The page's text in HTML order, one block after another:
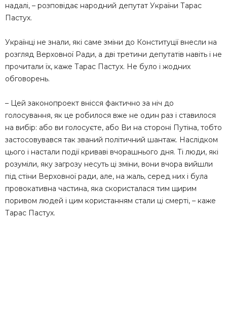
надалі, – розповідає народний депутат України Тарас
Пастух.
Українці не знали, які саме зміни до Конституції внесли на
розгляд Верховної Ради, а дві третини депутатів навіть і не
прочитали їх, каже Тарас Пастух. Не було і жодних
обговорень.
– Цей законопроект внісся фактично за ніч до
голосування, як це робилося вже не один раз і ставилося
на вибір: або ви голосуєте, або Ви на стороні Путіна, тобто
застосовувався так званий політичний шантаж. Наслідком
цього і настали події криваві вчорашнього дня. Ті люди, які
розуміли, яку загрозу несуть ці зміни, вони вчора вийшли
під стіни Верховної ради, але, на жаль, серед них і була
провокативна частина, яка скористалася тим щирим
поривом людей і цим користанням стали ці смерті, – каже
Тарас Пастух.